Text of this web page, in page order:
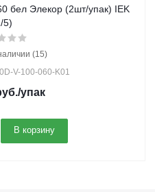
бел Элекор (2шт/упак) IEK
5)
(15)
V-100-060-K01
/упак
В корзину